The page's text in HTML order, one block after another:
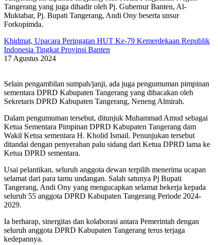
Tangerang yang juga dihadir oleh Pj. Gubernur Banten, Al-
Muktabar, Pj. Bupati Tangerang, Andi Ony beserta unsur
Forkopimda.
Khidmat, Upacara Peringatan HUT Ke-79 Kemerdekaan Republik
Indonesia Tingkat Provinsi Banten
17 Agustus 2024
Selain pengambilan sumpah/janji, ada juga pengumuman pimpinan
sementara DPRD Kabupaten Tangerang yang dibacakan oleh
Sekretaris DPRD Kabupaten Tangerang, Neneng Almirah.
Dalam pengumuman tersebut, ditunjuk Muhammad Amud sebagai
Ketua Sementara Pimpinan DPRD Kabupaten Tangerang dam
Wakil Ketua sementara H. Kholid Ismail. Penunjukan tersebut
ditandai dengan penyerahan palu sidang dari Ketua DPRD lama ke
Ketua DPRD sementara.
Usai pelantikan, seluruh anggota dewan terpilih menerima ucapan
selamat dari para tamu undangan. Salah satunya Pj Bupati
Tangerang, Andi Ony yang mengucapkan selamat bekerja kepada
seluruh 55 anggota DPRD Kabupaten Tangerang Periode 2024-
2029.
Ia berharap, sinergitas dan kolaborasi antara Pemerintah dengan
seluruh anggota DPRD Kabupaten Tangerang terus terjaga
kedepannya.